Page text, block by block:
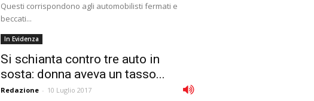
Questi corrispondono agli automobilisti fermati e
beccati...
In Evidenza
Si schianta contro tre auto in
sosta: donna aveva un tasso...
Redazione - 10 Luglio 2017